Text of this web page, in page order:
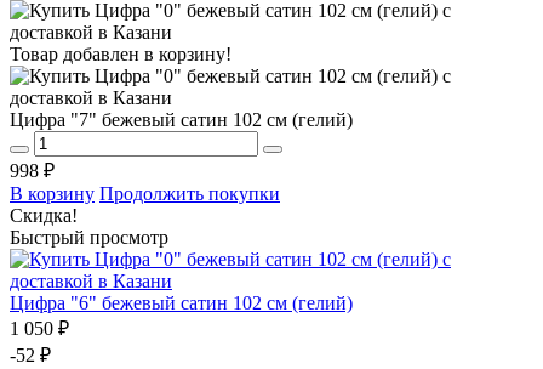
Товар добавлен в корзину!
Цифра "7" бежевый сатин 102 см (гелий)
998 ₽
В корзину Продолжить покупки
Скидка!
Быстрый просмотр
Цифра "6" бежевый сатин 102 см (гелий)
1 050 ₽
-52 ₽